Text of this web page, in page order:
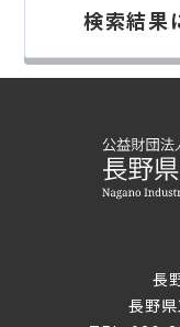
検索結果
長
長野